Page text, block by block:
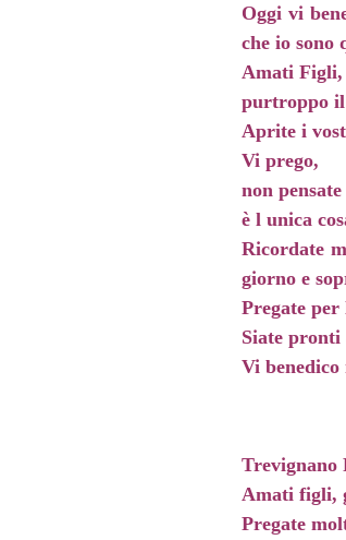
Oggi vi
che io sono
Amati Figli,
purtroppo il
Aprite i
Vi prego,
non
è l unica
Ricordate
giorno e
Pregate
Siate pronti
Vi
Trevignano
Amati figli,
Pregate